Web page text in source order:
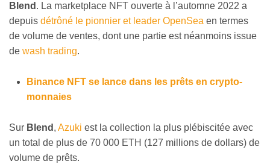
Blend . La marketplace NFT ouverte à l’automne 2022 a
depuis détrôné le pionnier et leader OpenSea en termes
de volume de ventes, dont une partie est néanmoins issue
de wash trading.
Binance NFT se lance dans les prêts en crypto-
monnaies
Sur Blend , Azuki est la collection la plus plébiscitée avec
un total de plus de 70 000 ETH (127 millions de dollars) de
volume de prêts.